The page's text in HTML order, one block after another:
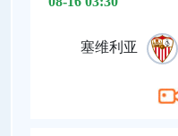
塞维利亚